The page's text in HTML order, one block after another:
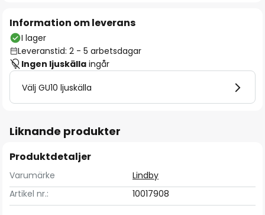
Information om leverans
I lager
Leveranstid: 2 - 5 arbetsdagar
Ingen ljuskälla ingår
Välj GU10 ljuskälla
Liknande produkter
Produktdetaljer
Varumärke
Lindby
Artikel nr.:
10017908